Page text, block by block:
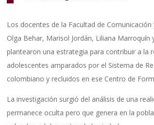
Los docentes de la Facultad de Comunicación
Olga Behar, Marisol Jordán, Liliana Marroquín
plantearon una estrategia para contribuir a la
adolescentes amparados por el Sistema de
colombiano y recluidos en ese Centro de
La investigación surgió del análisis de una
permanece oculta pero que genera en la